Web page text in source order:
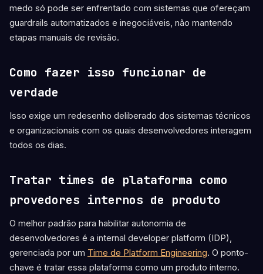
medo só pode ser enfrentado com sistemas que ofereçam
guardrails automatizados e inegociáveis, não mantendo
etapas manuais de revisão.
Como fazer isso funcionar de
verdade
Isso exige um redesenho deliberado dos sistemas técnicos
e organizacionais com os quais desenvolvedores interagem
todos os dias.
Tratar times de plataforma como
provedores internos de produto
O melhor padrão para habilitar autonomia de
desenvolvedores é a internal developer platform (IDP),
gerenciada por um Time de Platform Engineering. O ponto-
chave é tratar essa plataforma como um produto interno.